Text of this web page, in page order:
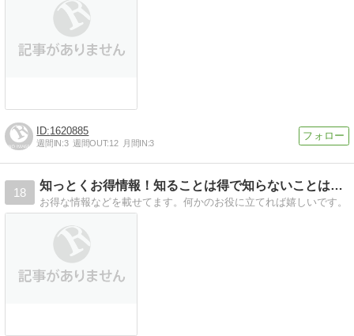
1620885
週間IN:3 週間OUT:12 月間IN:3
18
知っとくお得情報！知ることは得で知らないことは損をするか…
お得な情報などを載せてます。何かのお役に立てれば嬉しいです。